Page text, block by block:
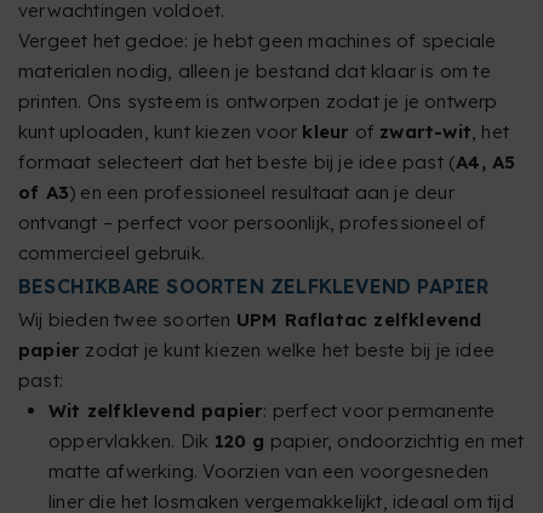
verwachtingen voldoet.
Vergeet het gedoe: je hebt geen machines of speciale
materialen nodig, alleen je bestand dat klaar is om te
printen. Ons systeem is ontworpen zodat je je ontwerp
kunt uploaden, kunt kiezen voor kleur of zwart-wit, het
formaat selecteert dat het beste bij je idee past (A4, A5
of A3) en een professioneel resultaat aan je deur
ontvangt – perfect voor persoonlijk, professioneel of
commercieel gebruik.
BESCHIKBARE SOORTEN ZELFKLEVEND PAPIER
Wij bieden twee soorten UPM Raflatac zelfklevend
papier zodat je kunt kiezen welke het beste bij je idee
past:
Wit zelfklevend papier: perfect voor permanente
oppervlakken. Dik 120 g papier, ondoorzichtig en met
matte afwerking. Voorzien van een voorgesneden
liner die het losmaken vergemakkelijkt, ideaal om tijd